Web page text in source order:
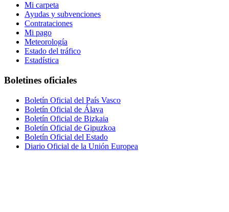
Mi carpeta
Ayudas y subvenciones
Contrataciones
Mi pago
Meteorología
Estado del tráfico
Estadística
Boletines oficiales
Boletín Oficial del País Vasco
Boletín Oficial de Álava
Boletín Oficial de Bizkaia
Boletín Oficial de Gipuzkoa
Boletín Oficial del Estado
Diario Oficial de la Unión Europea